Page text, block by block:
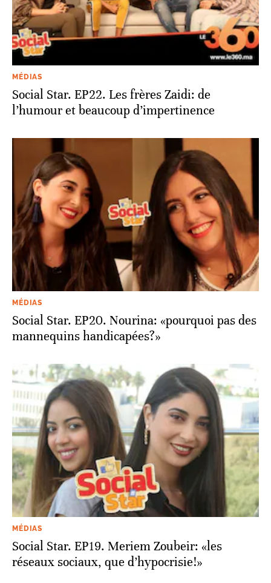
MÉDIAS
Social Star. EP22. Les frères Zaidi: de
l’humour et beaucoup d’impertinence
MÉDIAS
Social Star. EP20. Nourina: «pourquoi pas des
mannequins handicapées?»
MÉDIAS
Social Star. EP19. Meriem Zoubeir: «les
réseaux sociaux, que d’hypocrisie!»